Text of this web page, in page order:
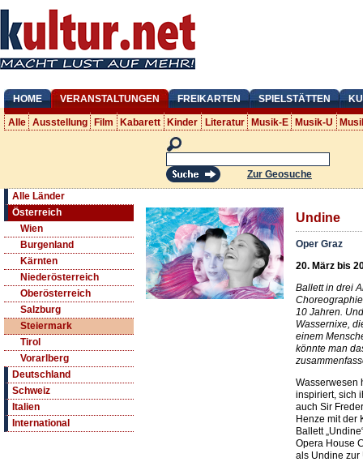
HOME VERANSTALTUNGEN FREIKARTEN SPIELSTÄTTEN
Alle Ausstellung Film Kabarett Kinder Literatur Musik-E Musik-U
Zur Geosuche
Alle Länder
Österreich
Wien
Burgenland
Kärnten
Niederösterreich
Oberösterreich
Salzburg
Steiermark
Tirol
Vorarlberg
Deutschland
Schweiz
Italien
International
Undine
Oper Graz
20. März bis
Ballett in drei
10 Jahren.
Wassernixe,
einem
könnte man
Wasserwesen
inspiriert, sich
auch Sir
Henze mit der
Ballett
Opera House
als Undine zur